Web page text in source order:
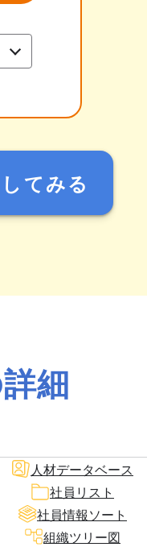
てみる
細
人材データベース
社員リスト
社員情報ソート
組織ツリー図